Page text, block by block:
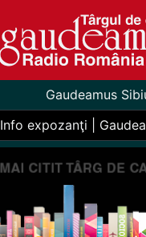
Gaudeamus
Info expozanţi |